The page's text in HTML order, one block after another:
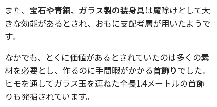
また、 宝石や青銅、ガラス製の装身具は魔除けとして大
きな効能があるとされ、おもに支配者層が用いたようで
す。
なかでも、とくに価値があるとされていたのは多くの素
材を必要とし、作るのに手間暇がかかる首飾り でした。
ヒモを通してガラス玉を連ねた全長1.4メートルの首飾
りも発掘されています。